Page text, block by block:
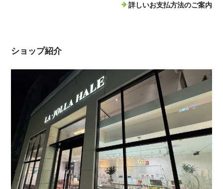
詳しいお支払方法のご案内
ショップ紹介